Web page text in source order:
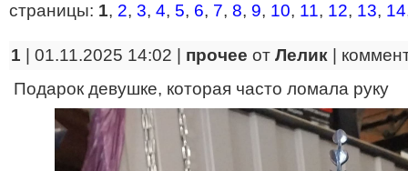
страницы: 1, 2, 3, 4, 5, 6, 7, 8, 9, 10, 11, 12, 13, 14
1 | 01.11.2025 14:02 | прочее от Лелик
Подарок девушке, которая часто ломала руку